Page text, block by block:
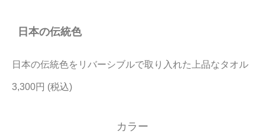
当サイトについて
日本の伝統色
日本の伝統色をリバーシブルで取り入れた上品なタオル
3,300円
カラー